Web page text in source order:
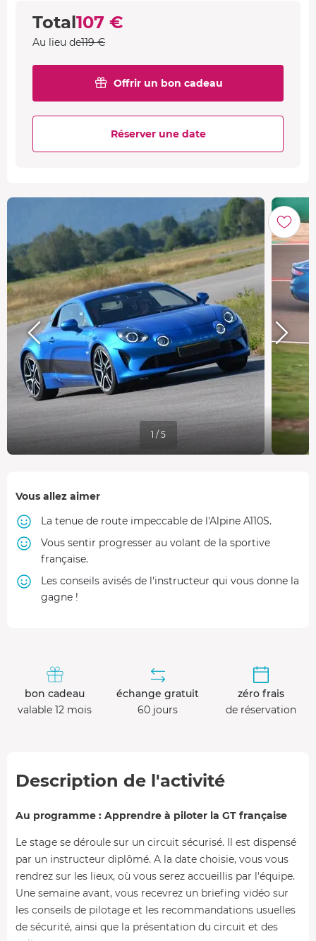
Total107 €
Au lieu de119 €
Offrir un bon cadeau
Réserver une date
1 / 5
Vous allez aimer
La tenue de route impeccable de l'Alpine A110S.
Vous sentir progresser au volant de la sportive
française.
Les conseils avisés de l'instructeur qui vous donne la
gagne !
bon cadeau
valable 12 mois
échange gratuit
60 jours
zéro frais
de réservation
Description de l'activité
Au programme : Apprendre à piloter la GT française
Le stage se déroule sur un circuit sécurisé. Il est dispensé
par un instructeur diplômé. A la date choisie, vous vous
rendrez sur les lieux, où vous serez accueillis par l'équipe.
Une semaine avant, vous recevrez un briefing vidéo sur
les conseils de pilotage et les recommandations usuelles
de sécurité, ainsi que la présentation du circuit et des